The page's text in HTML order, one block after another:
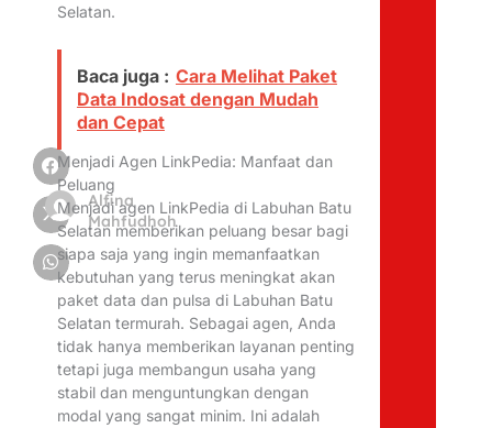
Alfina
Mahfudhoh
Selatan.
Baca juga : Cara Melihat Paket
Data Indosat dengan Mudah
dan Cepat
Menjadi Agen LinkPedia: Manfaat dan
Peluang
Menjadi agen LinkPedia di Labuhan Batu
Selatan memberikan peluang besar bagi
siapa saja yang ingin memanfaatkan
kebutuhan yang terus meningkat akan
paket data dan pulsa di Labuhan Batu
Selatan termurah. Sebagai agen, Anda
tidak hanya memberikan layanan penting
tetapi juga membangun usaha yang
stabil dan menguntungkan dengan
modal yang sangat minim. Ini adalah